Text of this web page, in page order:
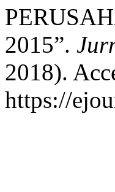
2015”.
2018).
https://